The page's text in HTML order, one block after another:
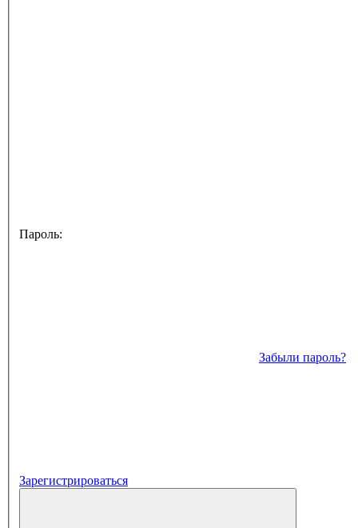
Пароль:
Забыли пароль?
Зарегистрироваться